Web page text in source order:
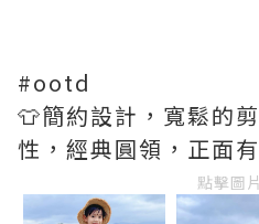
#ootd
👕簡約設計，寬鬆的
性，經典圓領，正面
點擊圖